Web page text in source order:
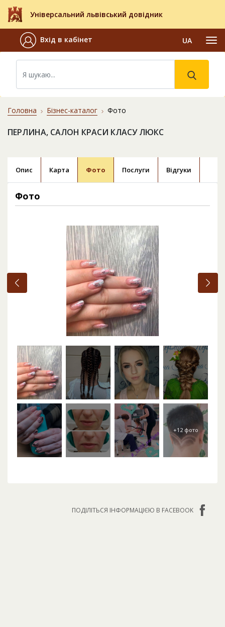
Універсальний львівський довідник
Вхід в кабінет UA
Головна Бізнес-каталог Фото
ПЕРЛИНА, САЛОН КРАСИ КЛАСУ ЛЮКС
Опис Карта Фото Послуги Відгуки
Фото
ПОДІЛІТЬСЯ ІНФОРМАЦІЄЮ В FACEBOOK